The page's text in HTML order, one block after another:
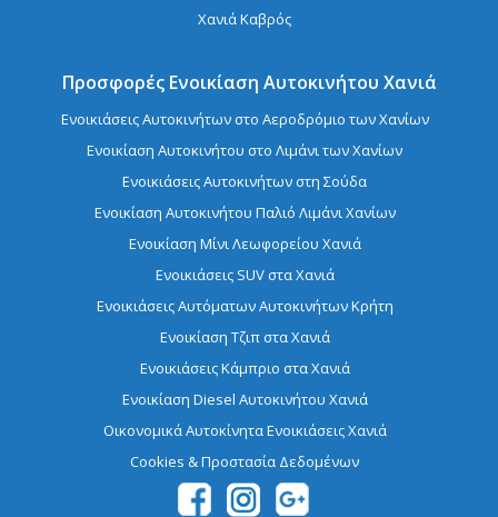
Χανιά Καβρός
Προσφορές Ενοικίαση Αυτοκινήτου Χανιά
Ενοικιάσεις Αυτοκινήτων στο Αεροδρόμιο των Χανίων
Ενοικίαση Aυτοκινήτου στο Λιμάνι των Χανίων
Ενοικιάσεις Αυτοκινήτων στη Σούδα
Ενοικίαση Αυτοκινήτου Παλιό Λιμάνι Χανίων
Ενοικίαση Μίνι Λεωφορείου Χανιά
Ενοικιάσεις SUV στα Χανιά
Ενοικιάσεις Αυτόματων Αυτοκινήτων Κρήτη
Ενοικίαση Τζιπ στα Χανιά
Ενοικιάσεις Κάμπριο στα Χανιά
Ενοικίαση Diesel Αυτοκινήτου Χανιά
Οικονομικά Αυτοκίνητα Ενοικιάσεις Χανιά
Cookies & Προστασία Δεδομένων